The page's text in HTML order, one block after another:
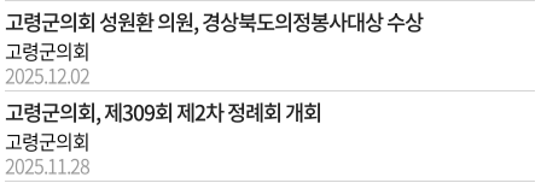
고령군의회 성원환 의원, 경상북도의정봉사대상 수상
고령군의회
2025.12.02
고령군의회, 제309회 제2차 정례회 개회
고령군의회
2025.11.28